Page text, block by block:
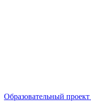
Образовательный проект